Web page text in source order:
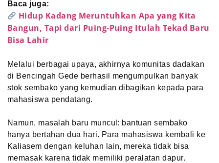
Baca juga:
Hidup Kadang Meruntuhkan Apa yang Kita
Bangun, Tapi dari Puing-Puing Itulah Tekad Baru
Bisa Lahir
Melalui berbagai upaya, akhirnya komunitas dadakan
di Bencingah Gede berhasil mengumpulkan banyak
stok sembako yang kemudian dibagikan kepada para
mahasiswa pendatang.
Namun, masalah baru muncul: bantuan sembako
hanya bertahan dua hari. Para mahasiswa kembali ke
Kaliasem dengan keluhan lain, mereka tidak bisa
memasak karena tidak memiliki peralatan dapur.